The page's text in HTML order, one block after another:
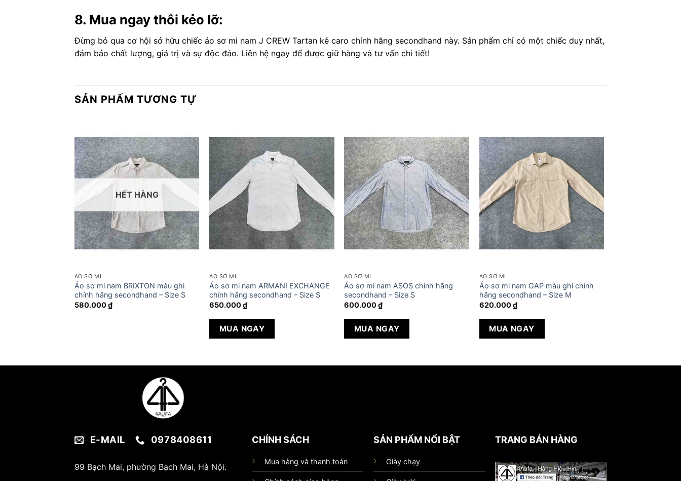
8. Mua ngay thôi kẻo lỡ:
Đừng bỏ qua cơ hội sở hữu chiếc áo sơ mi nam J CREW Tartan kẻ caro chính hãng secondhand này. Sản phẩm chỉ có một chiếc duy nhất,
đảm bảo chất lượng, giá trị và sự độc đáo. Liên hệ ngay để được giữ hàng và tư vấn chi tiết!
SẢN PHẨM TƯƠNG TỰ
HẾT HÀNG
ÁO SƠ MI
Áo sơ mi nam BRIXTON màu ghi
chính hãng secondhand – Size S
580.000₫
ÁO SƠ MI
Áo sơ mi nam ARMANI EXCHANGE
chính hãng secondhand – Size S
650.000₫
MUA NGAY
ÁO SƠ MI
Áo sơ mi nam ASOS chính hãng
secondhand – Size S
600.000₫
MUA NGAY
ÁO SƠ MI
Áo sơ mi nam GAP màu ghi chính
hãng secondhand – Size M
620.000₫
MUA NGAY
E-MAIL 0978408611
99 Bạch Mai, phường Bạch Mai, Hà Nội.
CHÍNH SÁCH
Mua hàng và thanh toán
SẢN PHẨM NỔI BẬT
Giày chạy
TRANG BÁN HÀNG